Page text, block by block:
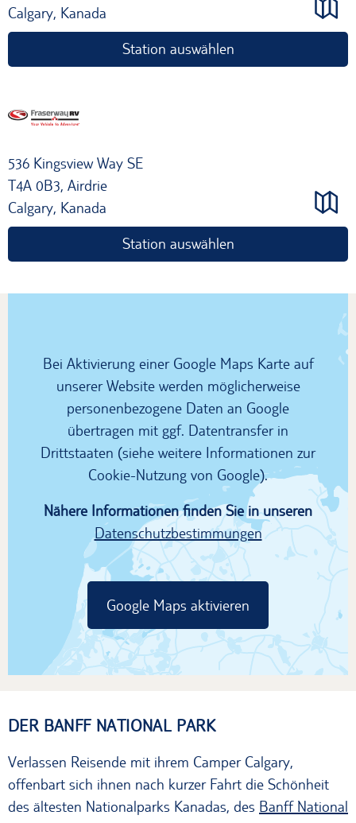
Calgary, Kanada
Station auswählen
536 Kingsview Way SE
T4A 0B3, Airdrie
Calgary, Kanada
Station auswählen
Bei Aktivierung einer Google Maps Karte auf
unserer Website werden möglicherweise
personenbezogene Daten an Google
übertragen mit ggf. Datentransfer in
Drittstaaten (siehe weitere Informationen zur
Cookie-Nutzung von Google).
Nähere Informationen finden Sie in unseren
Datenschutzbestimmungen
Google Maps aktivieren
DER BANFF NATIONAL PARK
Verlassen Reisende mit ihrem Camper Calgary,
offenbart sich ihnen nach kurzer Fahrt die Schönheit
des ältesten Nationalparks Kanadas, des Banff National